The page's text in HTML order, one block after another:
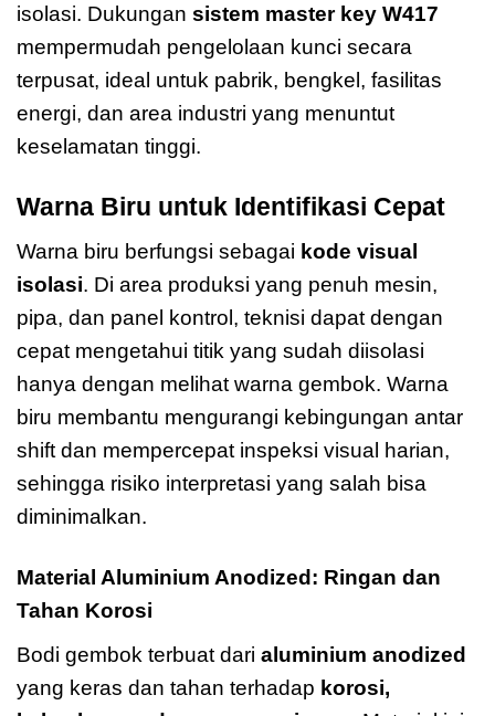
isolasi. Dukungan sistem master key W417
mempermudah pengelolaan kunci secara
terpusat, ideal untuk pabrik, bengkel, fasilitas
energi, dan area industri yang menuntut
keselamatan tinggi.
Warna Biru untuk Identifikasi Cepat
Warna biru berfungsi sebagai kode visual
isolasi. Di area produksi yang penuh mesin,
pipa, dan panel kontrol, teknisi dapat dengan
cepat mengetahui titik yang sudah diisolasi
hanya dengan melihat warna gembok. Warna
biru membantu mengurangi kebingungan antar
shift dan mempercepat inspeksi visual harian,
sehingga risiko interpretasi yang salah bisa
diminimalkan.
Material Aluminium Anodized: Ringan dan
Tahan Korosi
Bodi gembok terbuat dari aluminium anodized
yang keras dan tahan terhadap korosi,